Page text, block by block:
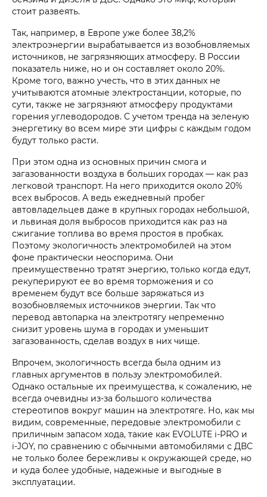
стоит развеять.
Так, например, в Европе уже более 38,2%
электроэнергии вырабатывается из возобновляемых
источников, не загрязняющих атмосферу. В России
показатель ниже, но и он составляет около 20%.
Кроме того, важно учесть, что в этих данных не
учитываются атомные электростанции, которые, по
сути, также не загрязняют атмосферу продуктами
горения углеводородов. С учетом тренда на зеленую
энергетику во всем мире эти цифры с каждым годом
будут только расти.
При этом одна из основных причин смога и
загазованности воздуха в больших городах — как раз
легковой транспорт. На него приходится около 20%
всех выбросов. А ведь ежедневный пробег
автовладельцев даже в крупных городах небольшой,
и львиная доля выбросов приходится как раз на
сжигание топлива во время простоя в пробках.
Поэтому экологичность электромобилей на этом
фоне практически неоспорима. Они
преимущественно тратят энергию, только когда едут,
рекуперируют ее во время торможения и со
временем будут все больше заряжаться из
возобновляемых источников энергии. Так что
перевод автопарка на электротягу непременно
снизит уровень шума в городах и уменьшит
загазованность, сделав воздух в них чище.
Впрочем, экологичность всегда была одним из
главных аргументов в пользу электромобилей.
Однако остальные их преимущества, к сожалению, не
всегда очевидны из-за большого количества
стереотипов вокруг машин на электротяге. Но, как мы
видим, современные, передовые электромобили c
приличным запасом хода, такие как EVOLUTE i‑PRO и
i‑JOY, по сравнению с обычными автомобилями с ДВС
не только более бережливы к окружающей среде, но
и куда более удобные, надежные и выгодные в
эксплуатации.